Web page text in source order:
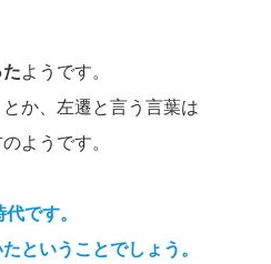
ようです。
か、左遷と言う言葉は
ようです。
です。
ということでしょう。